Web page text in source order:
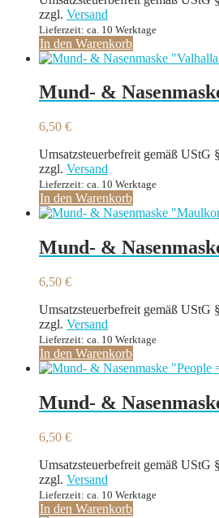
zzgl. Versand
Lieferzeit: ca. 10 Werktage
In den Warenkorb
Mund- &
6,50 €
Umsatzsteuerbefreit gemäß UStG
zzgl. Versand
Lieferzeit: ca. 10 Werktage
In den Warenkorb
Mund- &
6,50 €
Umsatzsteuerbefreit gemäß UStG
zzgl. Versand
Lieferzeit: ca. 10 Werktage
In den Warenkorb
Mund- &
6,50 €
Umsatzsteuerbefreit gemäß UStG
zzgl. Versand
Lieferzeit: ca. 10 Werktage
In den Warenkorb